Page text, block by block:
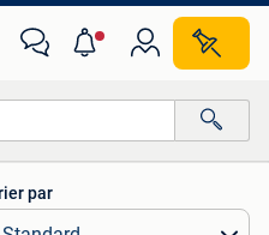
distances…
par